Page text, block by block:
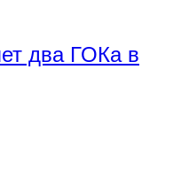
два ГОКа в